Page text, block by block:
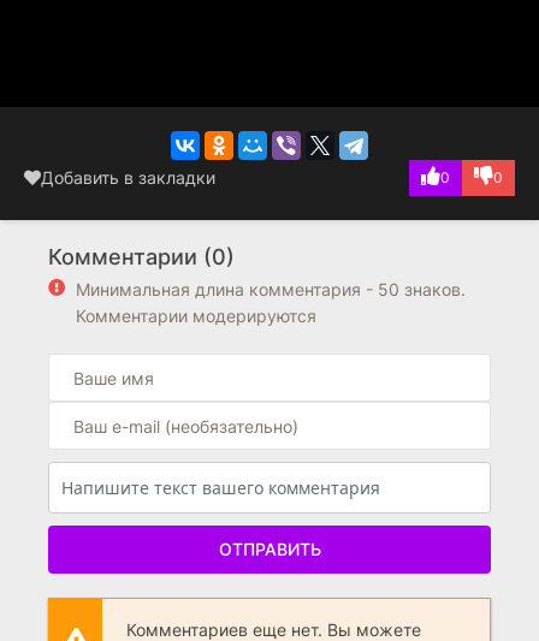
Добавить в закладки 0 0
Комментарии (0)
Минимальная длина комментария - 50 знаков.
Комментарии модерируются
ОТПРАВИТЬ
Комментариев еще нет. Вы можете